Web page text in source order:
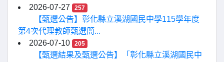
2026-07-27
257
【甄選公告】彰化縣立溪湖國民中學115學年度
第4次代理教師甄選簡...
2026-07-10
205
【甄選結果及甄選公告】「彰化縣立溪湖國民中